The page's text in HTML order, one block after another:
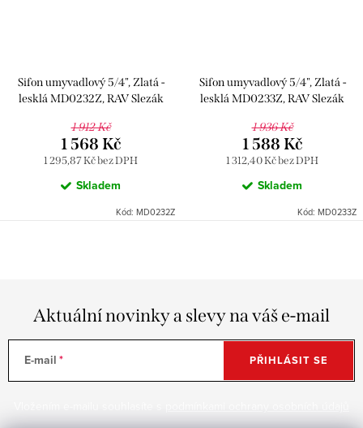
Sifon umyvadlový 5/4", Zlatá -
lesklá MD0232Z, RAV Slezák
1 912 Kč
1 295,87 Kč bez DPH
1 568 Kč
Skladem
Kód: MD0232Z
Sifon umyvadlový 5/4", Zlatá -
lesklá MD0233Z, RAV Slezák
1 936 Kč
1 312,40 Kč bez DPH
1 588 Kč
Skladem
Kód: MD0233Z
Aktuální novinky a slevy na váš e-mail
E-mail PŘIHLÁSIT SE